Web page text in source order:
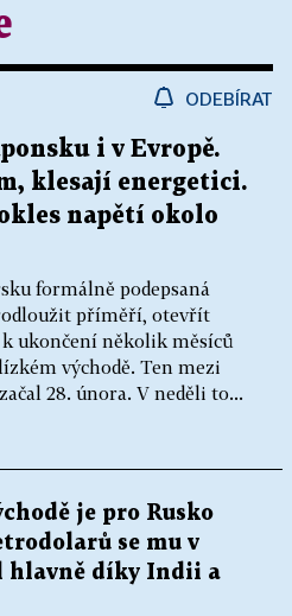
ODEBÍRAT
i v Evropě.
klesají energetici.
napětí okolo
formálně podepsaná
příměří, otevřít
ukončení několik měsíců
východě. Ten mezi
28. února. V neděli to...
je pro Rusko
se mu v
hlavně díky Indii a